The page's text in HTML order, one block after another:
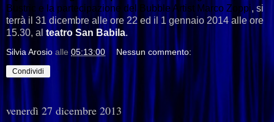
Bustric e la partecipazione del Bubble Artist Marco Zoppi, si
terrà il 31 dicembre alle ore 22 ed il 1 gennaio 2014 alle ore
15.30, al teatro San Babila.
Silvia Arosio alle 05:13:00 Nessun commento:
Condividi
venerdì 27 dicembre 2013